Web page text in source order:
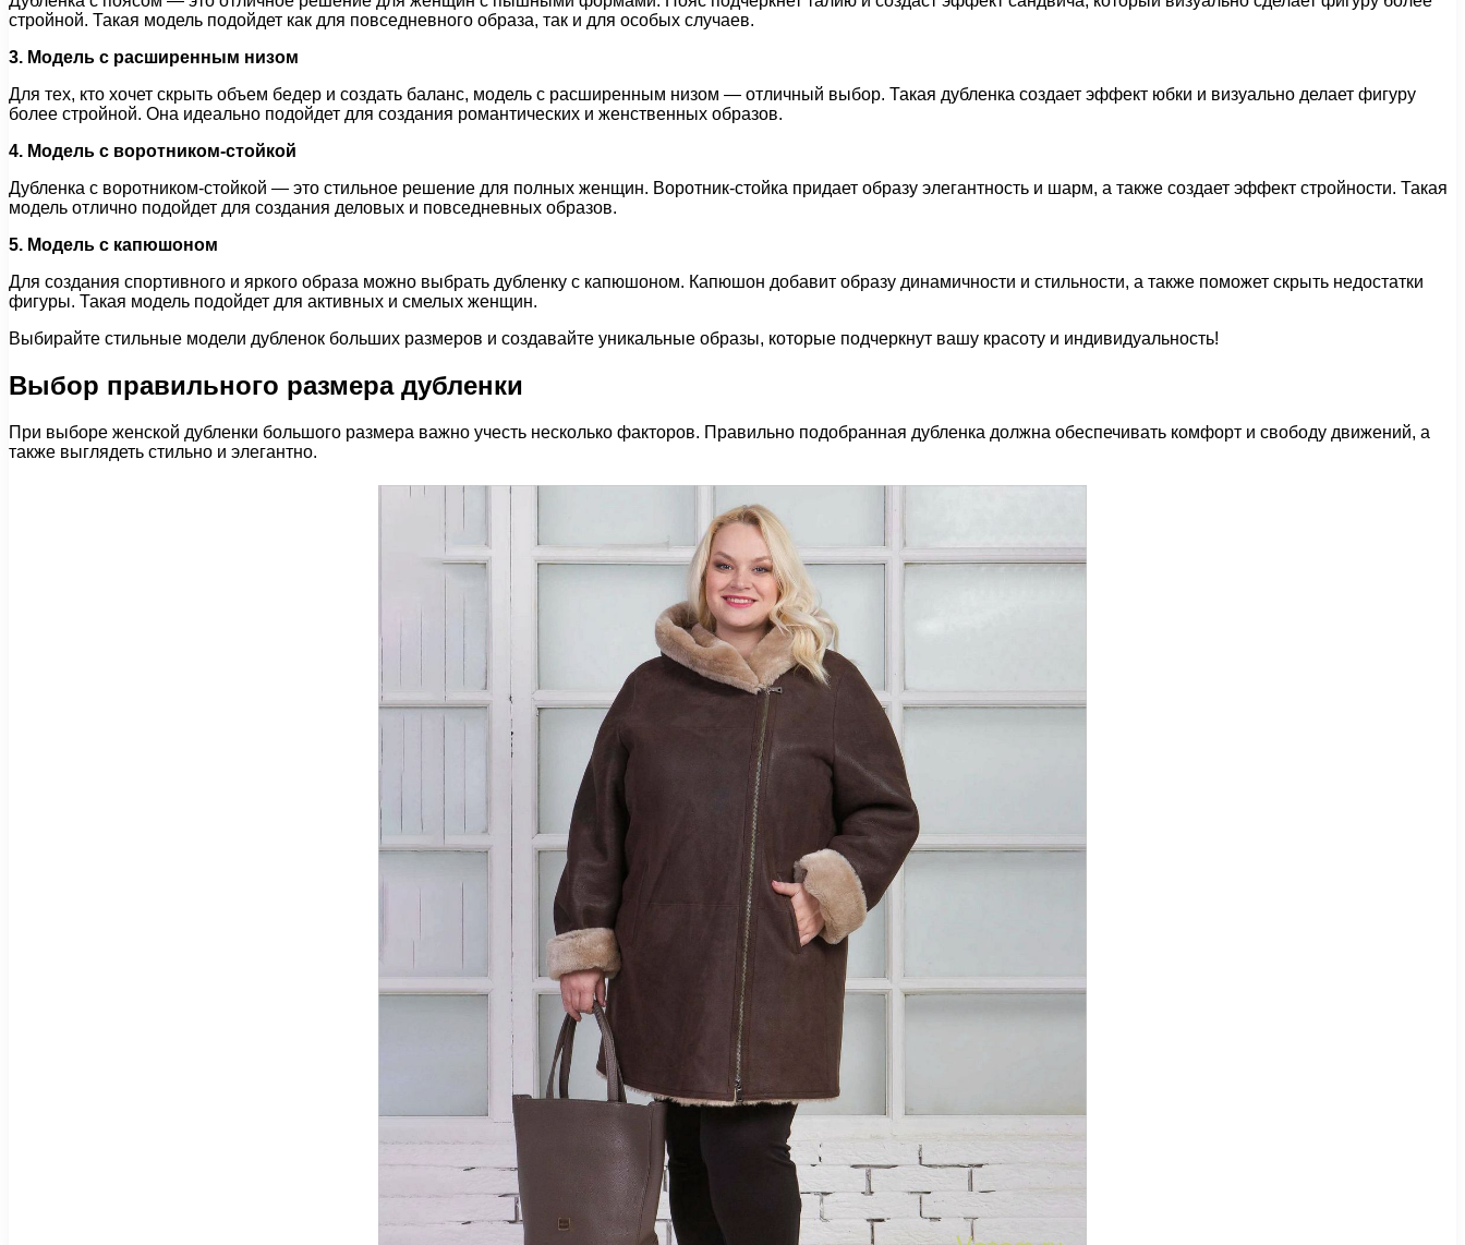
стройной. Такая модель подойдет как для повседневного образа, так и для особых случаев.
3. Модель с расширенным низом
Для тех, кто хочет скрыть объем бедер и создать баланс, модель с расширенным низом — отличный выбор. Такая дубленка создает эффект юбки и визуально делает фигуру
более стройной. Она идеально подойдет для создания романтических и женственных образов.
4. Модель с воротником-стойкой
Дубленка с воротником-стойкой — это стильное решение для полных женщин. Воротник-стойка придает образу элегантность и шарм, а также создает эффект стройности. Такая
модель отлично подойдет для создания деловых и повседневных образов.
5. Модель с капюшоном
Для создания спортивного и яркого образа можно выбрать дубленку с капюшоном. Капюшон добавит образу динамичности и стильности, а также поможет скрыть недостатки
фигуры. Такая модель подойдет для активных и смелых женщин.
Выбирайте стильные модели дубленок больших размеров и создавайте уникальные образы, которые подчеркнут вашу красоту и индивидуальность!
Выбор правильного размера дубленки
При выборе женской дубленки большого размера важно учесть несколько факторов. Правильно подобранная дубленка должна обеспечивать комфорт и свободу движений, а
также выглядеть стильно и элегантно.